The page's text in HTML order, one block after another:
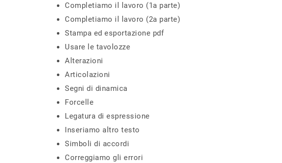
Completiamo il lavoro (1a parte)
Completiamo il lavoro (2a parte)
Stampa ed esportazione pdf
Usare le tavolozze
Alterazioni
Articolazioni
Segni di dinamica
Forcelle
Legatura di espressione
Inseriamo altro testo
Simboli di accordi
Correggiamo gli errori